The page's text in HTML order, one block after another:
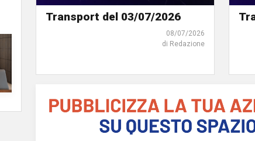
Transport del 03/07/2026
08/07/2026
di Redazione